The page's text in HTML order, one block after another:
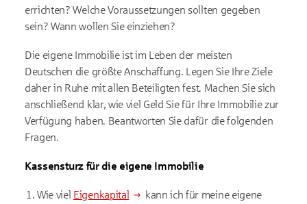
errichten? Welche Voraussetzungen sollten gegeben
sein? Wann wollen Sie einziehen?
Die eigene Immobilie ist im Leben der meisten
Deutschen die größte Anschaffung. Legen Sie Ihre Ziele
daher in Ruhe mit allen Beteiligten fest. Machen Sie sich
anschließend klar, wie viel Geld Sie für Ihre Immobilie zur
Verfügung haben. Beantworten Sie dafür die folgenden
Fragen.
Kassensturz für die eigene Immobilie
Wie viel Eigenkapital
kann ich für meine eigene